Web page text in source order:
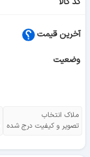
آخرین قیمت
وضعیت
ملاک انتخاب
تصویر و کیفیت درج شده